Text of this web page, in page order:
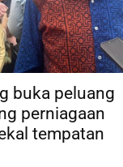
buka peluang
perniagaan
tempatan